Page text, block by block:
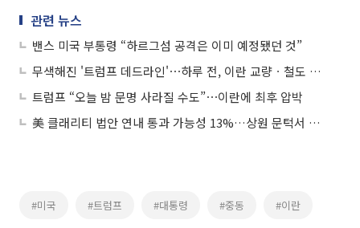
관련 뉴스
밴스 미국 부통령 “하르그섬 공격은 이미 예정됐던 것”
무색해진 '트럼프 데드라인'⋯하루 전, 이란 교량ㆍ철도 연쇄 타격
트럼프 “오늘 밤 문명 사라질 수도”⋯이란에 최후 압박
美 클래리티 법안 연내 통과 가능성 13%…상원 문턱서 제동
#미국 #트럼프 #대통령 #중동 #이란